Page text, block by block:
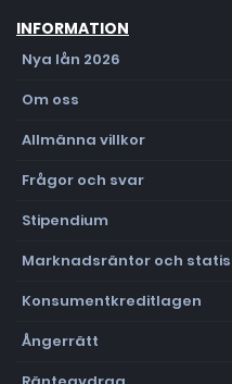
INFORMATION
Nya lån 2026
Om oss
Allmänna villkor
Frågor och svar
Stipendium
Marknadsräntor och
Konsumentkreditlagen
Ångerrätt